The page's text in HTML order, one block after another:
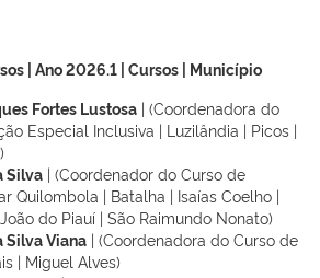
| Ano 2026.1 | Cursos | Município
Fortes Lustosa | (Coordenadora do
Especial Inclusiva | Luzilândia | Picos |
Silva | (Coordenador do Curso de
Quilombola | Batalha | Isaías Coelho |
do Piauí | São Raimundo Nonato)
Silva Viana | (Coordenadora do Curso de
| Miguel Alves)